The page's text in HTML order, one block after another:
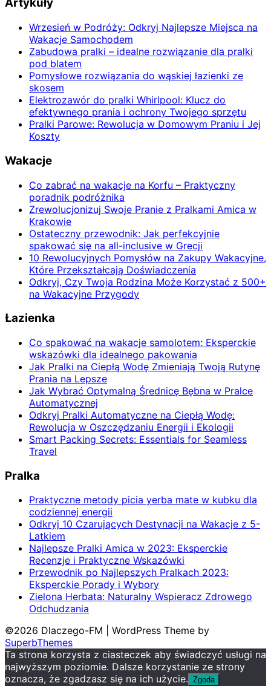
Artykuły
Wrzesień w Podróży: Odkryj Najlepsze Miejsca na
Wakacje Samochodem
Zabudowa pralki – idealne rozwiązanie dla pralki
pod blatem
Pomysłowe rozwiązania do wąskiej łazienki ze
skosem
Elektrozawór do pralki Whirlpool: Klucz do
efektywnego prania i ochrony Twojego sprzętu
Pralki Parowe: Rewolucja w Domowym Praniu i Jej
Koszty
Wakacje
Co zabrać na wakacje na Korfu – Praktyczny
poradnik podróżnika
Zrewolucjonizuj Swoje Pranie z Pralkami Amica w
Krakowie
Ostateczny przewodnik: Jak perfekcyjnie
spakować się na all-inclusive w Grecji
10 Rewolucyjnych Pomysłów na Zakupy Wakacyjne,
Które Przekształcają Doświadczenia
Odkryj, Czy Twoja Rodzina Może Korzystać z 500+
na Wakacyjne Przygody
Łazienka
Co spakować na wakacje samolotem: Eksperckie
wskazówki dla idealnego pakowania
Jak Pralki na Ciepłą Wodę Zmieniają Twoją Rutynę
Prania na Lepsze
Jak Wybrać Optymalną Średnicę Bębna w Pralce
Automatycznej
Odkryj Pralki Automatyczne na Ciepłą Wodę:
Rewolucja w Oszczędzaniu Energii i Ekologii
Smart Packing Secrets: Essentials for Seamless
Travel
Pralka
Praktyczne metody picia yerba mate w kubku dla
codziennej energii
Odkryj 10 Czarujących Destynacji na Wakacje z 5-
Latkiem
Najlepsze Pralki Amica w 2023: Eksperckie
Recenzje i Praktyczne Wskazówki
Przewodnik po Najlepszych Pralkach 2023:
Eksperckie Porady i Wybory
Zielona Herbata: Naturalny Wspieracz Zdrowego
Odchudzania
©2026 Dlaczego-FM
| WordPress Theme by
SuperbThemes
Ta strona korzysta z ciasteczek aby świadczyć usługi na
najwyższym poziomie. Dalsze korzystanie ze strony
oznacza, że zgadzasz się na ich użycie. Zgoda